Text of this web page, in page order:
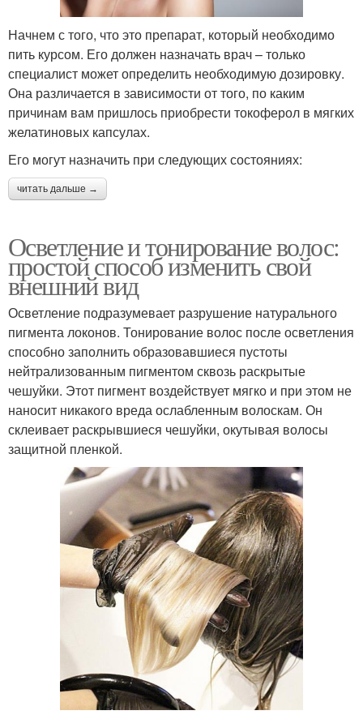
Начнем с того, что это препарат, который необходимо
пить курсом. Его должен назначать врач – только
специалист может определить необходимую дозировку.
Она различается в зависимости от того, по каким
причинам вам пришлось приобрести токоферол в мягких
желатиновых капсулах.
Его могут назначить при следующих состояниях:
читать дальше →
Осветление и тонирование волос:
простой способ изменить свой
внешний вид
Осветление подразумевает разрушение натурального
пигмента локонов. Тонирование волос после осветления
способно заполнить образовавшиеся пустоты
нейтрализованным пигментом сквозь раскрытые
чешуйки. Этот пигмент воздействует мягко и при этом не
наносит никакого вреда ослабленным волоскам. Он
склеивает раскрывшиеся чешуйки, окутывая волосы
защитной пленкой.